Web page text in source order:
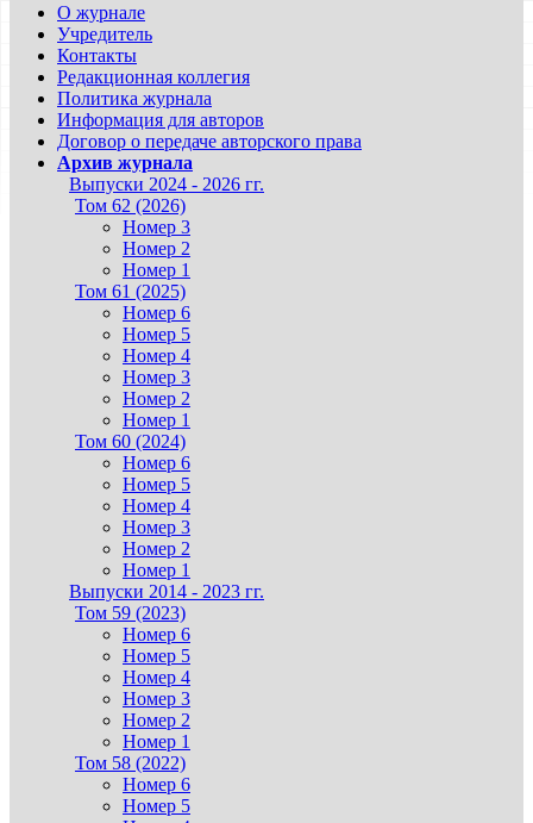
О журнале
Учредитель
Контакты
Редакционная коллегия
Политика журнала
Информация для авторов
Договор о передаче авторского права
Архив журнала
Выпуски 2024 - 2026 гг.
Том 62 (2026)
Номер 3
Номер 2
Номер 1
Том 61 (2025)
Номер 6
Номер 5
Номер 4
Номер 3
Номер 2
Номер 1
Том 60 (2024)
Номер 6
Номер 5
Номер 4
Номер 3
Номер 2
Номер 1
Выпуски 2014 - 2023 гг.
Том 59 (2023)
Номер 6
Номер 5
Номер 4
Номер 3
Номер 2
Номер 1
Том 58 (2022)
Номер 6
Номер 5